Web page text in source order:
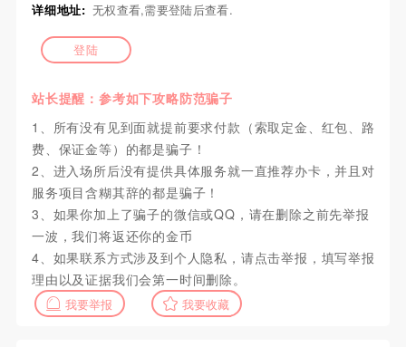
详细地址: 无权查看,需要登陆后查看.
登陆
站长提醒：参考如下攻略防范骗子
1、所有没有见到面就提前要求付款（索取定金、红包、路
费、保证金等）的都是骗子！
2、进入场所后没有提供具体服务就一直推荐办卡，并且对
服务项目含糊其辞的都是骗子！
3、如果你加上了骗子的微信或QQ，请在删除之前先举报
一波，我们将返还你的金币
4、如果联系方式涉及到个人隐私，请点击举报，填写举报
理由以及证据我们会第一时间删除。
我要举报 我要收藏